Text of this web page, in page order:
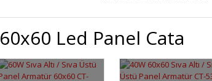
60x60 Led Panel Cata